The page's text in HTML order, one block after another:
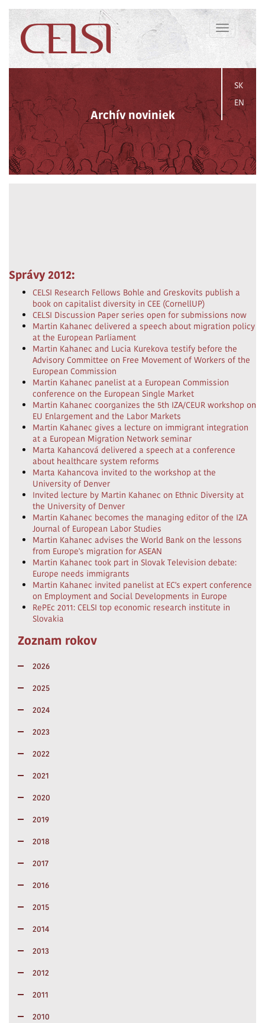
Toggle
navigation
SK
EN
Archív noviniek
Správy 2012:
CELSI Research Fellows Bohle and Greskovits publish a
book on capitalist diversity in CEE (CornellUP)
CELSI Discussion Paper series open for submissions now
Martin Kahanec delivered a speech about migration policy
at the European Parliament
Martin Kahanec and Lucia Kurekova testify before the
Advisory Committee on Free Movement of Workers of the
European Commission
Martin Kahanec panelist at a European Commission
conference on the European Single Market
Martin Kahanec coorganizes the 5th IZA/CEUR workshop on
EU Enlargement and the Labor Markets
Martin Kahanec gives a lecture on immigrant integration
at a European Migration Network seminar
Marta Kahancová delivered a speech at a conference
about healthcare system reforms
Marta Kahancova invited to the workshop at the
University of Denver
Invited lecture by Martin Kahanec on Ethnic Diversity at
the University of Denver
Martin Kahanec becomes the managing editor of the IZA
Journal of European Labor Studies
Martin Kahanec advises the World Bank on the lessons
from Europe's migration for ASEAN
Martin Kahanec took part in Slovak Television debate:
Europe needs immigrants
Martin Kahanec invited panelist at EC's expert conference
on Employment and Social Developments in Europe
RePEc 2011: CELSI top economic research institute in
Slovakia
Zoznam rokov
2026
2025
2024
2023
2022
2021
2020
2019
2018
2017
2016
2015
2014
2013
2012
2011
2010